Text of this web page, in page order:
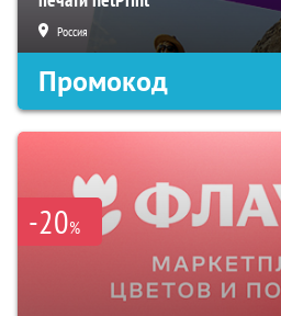
Россия
Промокод
-20%